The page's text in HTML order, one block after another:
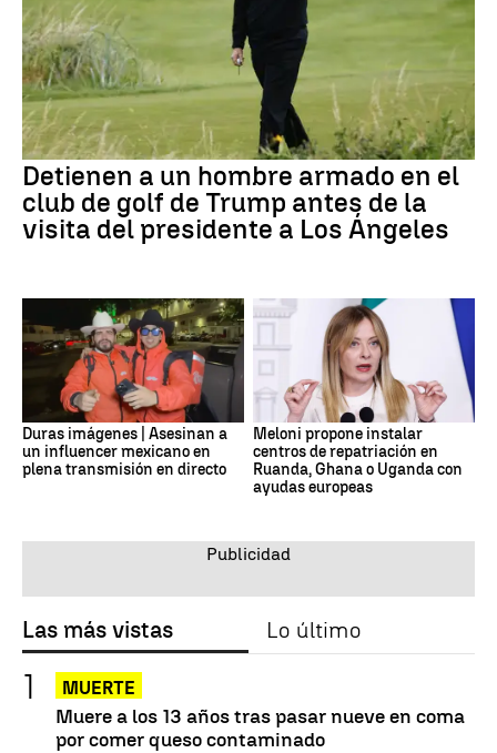
Detienen a un hombre armado en el
club de golf de Trump antes de la
visita del presidente a Los Ángeles
Duras imágenes | Asesinan a
un influencer mexicano en
plena transmisión en directo
Meloni propone instalar
centros de repatriación en
Ruanda, Ghana o Uganda con
ayudas europeas
Las más vistas Lo último
MUERTE
Muere a los 13 años tras pasar nueve en coma
por comer queso contaminado